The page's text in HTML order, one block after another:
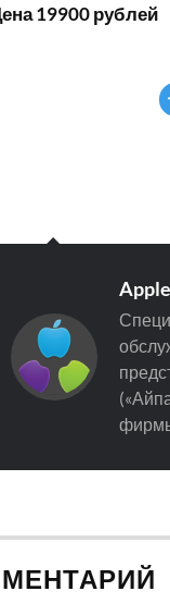
19900 рублей